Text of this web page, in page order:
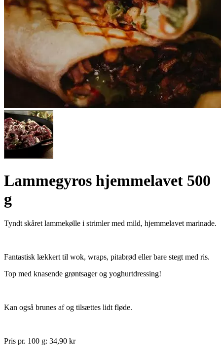
Lammegyros hjemmelavet 500
g
Tyndt skåret lammekølle i strimler med mild, hjemmelavet marinade.
Fantastisk lækkert til wok, wraps, pitabrød eller bare stegt med ris.
Top med knasende grøntsager og yoghurtdressing!
Kan også brunes af og tilsættes lidt fløde.
Pris pr. 100 g: 34,90 kr